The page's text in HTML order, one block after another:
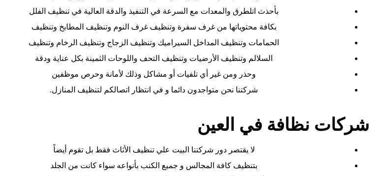
بأحذث اتلطرق والمعدات مع السرعة في التنفيذ والدقة العالية في تنظيف الفلل
بكافة محتوياتها من غرف سفرة وتنظيف غرف النوم وتنظيف المطابخ وتنظيف
الحمامات وتنظيف المداخل السيراميك وتنظيف الزجاج وتنظيف الرخام وتنظيف
السلالم وتنظيف الأرضيات وتنظيف التحف واللوحات الثمينة بكل عناية ودقة
وحذر ومن غير أي تلفيات أو مشاكل وذلك لأمانة وحرص موظفين
شركتنا نحن متواجدون دائما و في انتظار اتصالكم لتنظيف المنازل.
شركات نظافة في العين
لا يقتصر دور شركتنا البيت علي تنظيف الأثاث فقط بل تقوم أيضاً
بتنظيف كافة المجالس و جميع الكنب بأنواعه سواء كانت من الجلد